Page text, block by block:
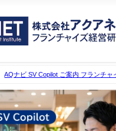
AQナビ SV Copilot ご案内 フランチャ